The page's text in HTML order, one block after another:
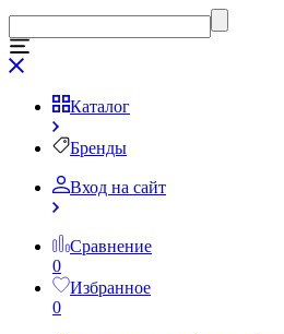
Каталог
Бренды
Вход на сайт
Сравнение
0
Избранное
0